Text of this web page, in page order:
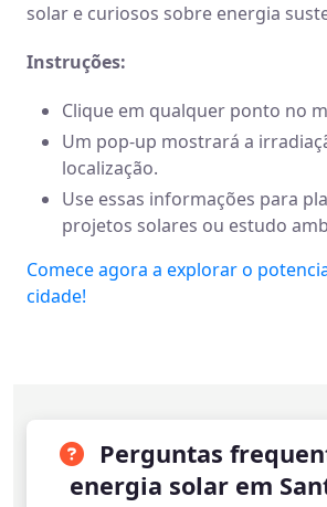
solar e curiosos sobre energia
Instruções:
Clique em qualquer ponto no
Um pop-up mostrará a
localização.
Use essas informações para
projetos solares ou estudo
Comece agora a explorar o
cidade!
Perguntas
energia solar em